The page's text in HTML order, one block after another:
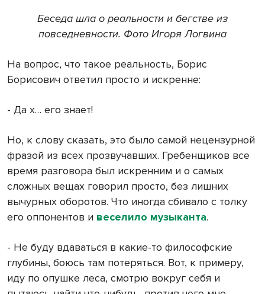
Беседа шла о реальности и бегстве из
повседневности. Фото Игоря Логвина
На вопрос, что такое реальность, Борис
Борисович ответил просто и искренне:
- Да х… его знает!
Но, к слову сказать, это было самой нецензурной
фразой из всех прозвучавших. Гребенщиков все
время разговора был искренним и о самых
сложных вещах говорил просто, без лишних
вычурных оборотов. Что иногда сбивало с толку
его оппонентов и веселило музыканта.
- Не буду вдаваться в какие-то философские
глубины, боюсь там потеряться. Вот, к примеру,
иду по опушке леса, смотрю вокруг себя и